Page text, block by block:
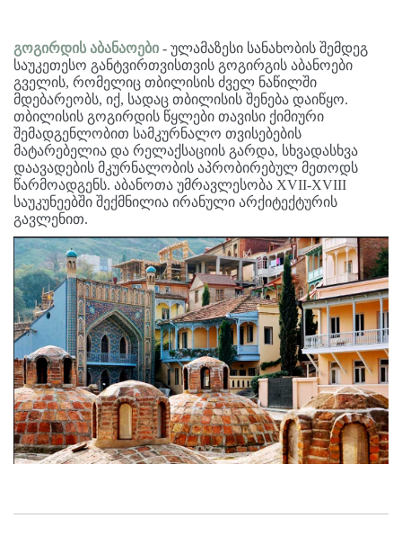
გოგირდის აბანაოები - ულამაზესი სანახობის შემდეგ
საუკეთესო განტვირთვისთვის გოგირგის აბანოები
გველის, რომელიც თბილისის ძველ ნაწილში
მდებარეობს, იქ, სადაც თბილისის შენება დაიწყო.
თბილისის გოგირდის წყლები თავისი ქიმიური
შემადგენლობით სამკურნალო თვისებების
მატარებელია და რელაქსაციის გარდა, სხვადასხვა
დაავადების მკურნალობის აპრობირებულ მეთოდს
წარმოადგენს. აბანოთა უმრავლესობა XVII-XVIII
საუკუნეებში შექმნილია ირანული არქიტექტურის
გავლენით.